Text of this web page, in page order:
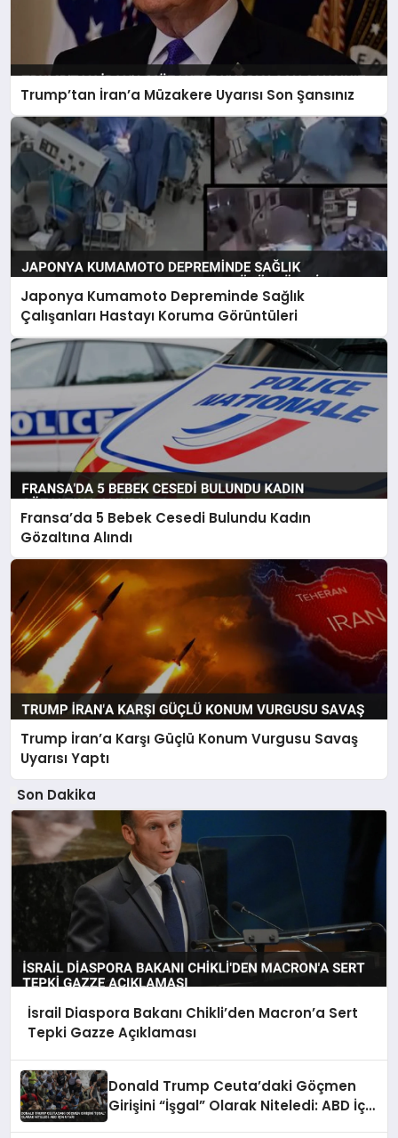
Trump’tan İran’a Müzakere Uyarısı Son Şansınız
Japonya Kumamoto Depreminde Sağlık
Çalışanları Hastayı Koruma Görüntüleri
Fransa’da 5 Bebek Cesedi Bulundu Kadın
Gözaltına Alındı
Trump İran’a Karşı Güçlü Konum Vurgusu Savaş
Uyarısı Yaptı
Son Dakika
İsrail Diaspora Bakanı Chikli’den Macron’a Sert
Tepki Gazze Açıklaması
Donald Trump Ceuta’daki Göçmen
Girişini “İşgal” Olarak Niteledi: ABD İçin